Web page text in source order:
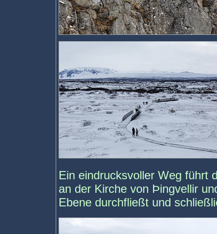
Ein eindrucksvoller Weg führt
an der Kirche von Þingvellir
Ebene durchfließt und